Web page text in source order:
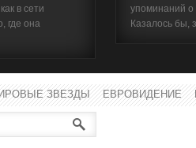
в сети
где она
упоминаний
Казалось бы,
ЗВЕЗДЫ ЕВРОВИДЕНИЕ